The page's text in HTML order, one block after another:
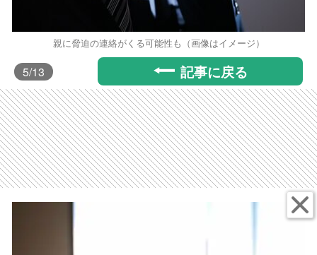
親に脅迫の連絡がくる可能性も（画像はイメージ）
5/13 記事に戻る